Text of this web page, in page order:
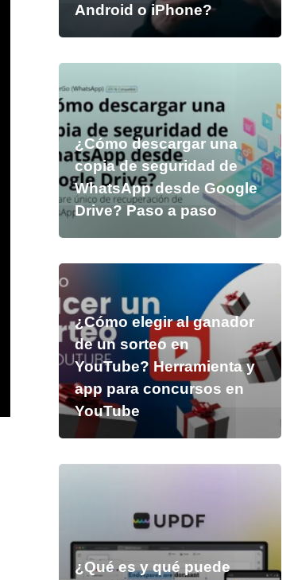
Android o iPhone?
¿Cómo descargar una
copia de seguridad de
WhatsApp desde Google
Drive? Paso a paso
¿Cómo elegir al ganador
de un sorteo en
YouTube? Herramienta y
app para concursos en
YouTube
¿Qué es y qué puede